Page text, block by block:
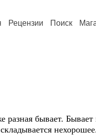
Рецензии Поиск
бывает. Бывает